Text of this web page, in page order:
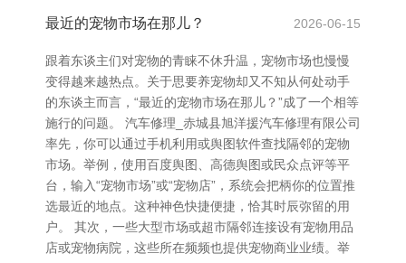
最近的宠物市场在那儿？ 2026-06-15
跟着东谈主们对宠物的青睐不休升温，宠物市场也慢慢
变得越来越热点。关于思要养宠物却又不知从何处动手
的东谈主而言，“最近的宠物市场在那儿？”成了一个相等
施行的问题。 汽车修理_赤城县旭洋援汽车修理有限公司
率先，你可以通过手机利用或舆图软件查找隔邻的宠物
市场。举例，使用百度舆图、高德舆图或民众点评等平
台，输入“宠物市场”或“宠物店”，系统会把柄你的位置推
选最近的地点。这种神色快捷便捷，恰其时辰弥留的用
户。 其次，一些大型市场或超市隔邻连接设有宠物用品
店或宠物病院，这些所在频频也提供宠物商业业绩。举